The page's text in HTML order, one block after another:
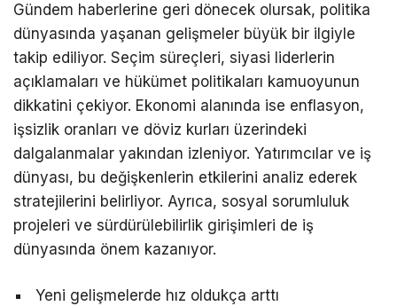
Gündem haberlerine geri dönecek olursak, politika
dünyasında yaşanan gelişmeler büyük bir ilgiyle
takip ediliyor. Seçim süreçleri, siyasi liderlerin
açıklamaları ve hükümet politikaları kamuoyunun
dikkatini çekiyor. Ekonomi alanında ise enflasyon,
işsizlik oranları ve döviz kurları üzerindeki
dalgalanmalar yakından izleniyor. Yatırımcılar ve iş
dünyası, bu değişkenlerin etkilerini analiz ederek
stratejilerini belirliyor. Ayrıca, sosyal sorumluluk
projeleri ve sürdürülebilirlik girişimleri de iş
dünyasında önem kazanıyor.
Yeni gelişmelerde hız oldukça arttı